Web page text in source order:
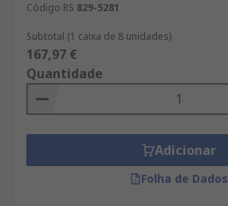
Código RS 829-5281
Subtotal (1 caixa de 8 unidades)
167,97 €
Quantidade
Adicionar
Folha de Dados